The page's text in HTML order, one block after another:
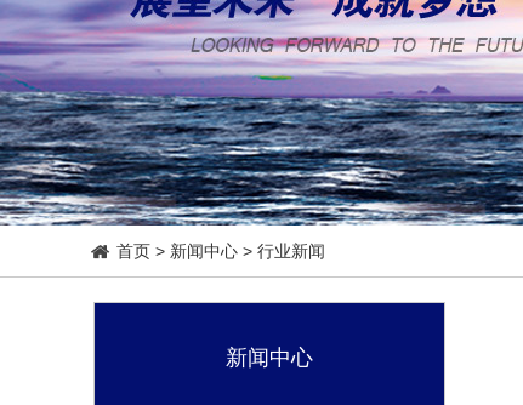
首页 > 新闻中心 > 行业新闻
新闻中心